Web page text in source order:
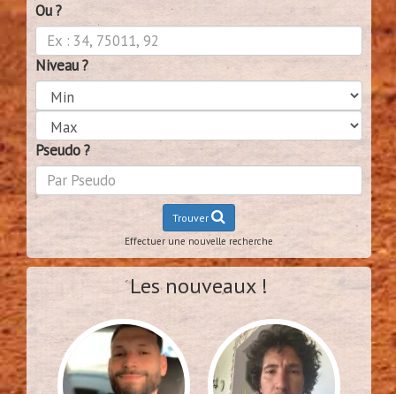
Ou ?
Niveau ?
Pseudo ?
Trouver
Effectuer une nouvelle recherche
Les nouveaux !